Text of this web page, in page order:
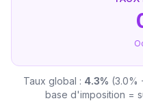
Taux global : 4.3% (3.0%
base d'imposition =